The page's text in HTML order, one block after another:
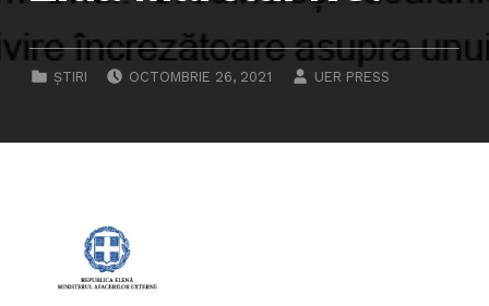
CATEGORIZED IN:
ȘTIRI OCTOMBRIE 26, 2021
WRITTEN BY:
UER PRESS